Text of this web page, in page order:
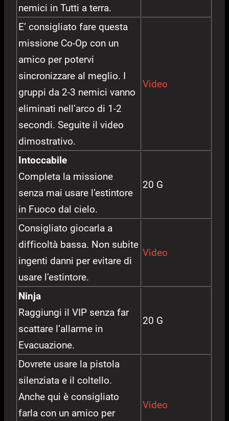
nemici in Tutti a terra.
E’ consigliato fare questa
missione Co-Op con un
amico per potervi
sincronizzare al meglio. I
gruppi da 2-3 nemici vanno
eliminati nell’arco di 1-2
secondi. Seguite il video
dimostrativo.
Video
Intoccabile
Completa la missione
senza mai usare l’estintore
in Fuoco dal cielo.
20 G
Consigliato giocarla a
difficoltà bassa. Non subite
ingenti danni per evitare di
usare l’estintore.
Video
Ninja
Raggiungi il VIP senza far
scattare l’allarme in
Evacuazione.
20 G
Dovrete usare la pistola
silenziata e il coltello.
Anche qui è consigliato
farla con un amico per
Video